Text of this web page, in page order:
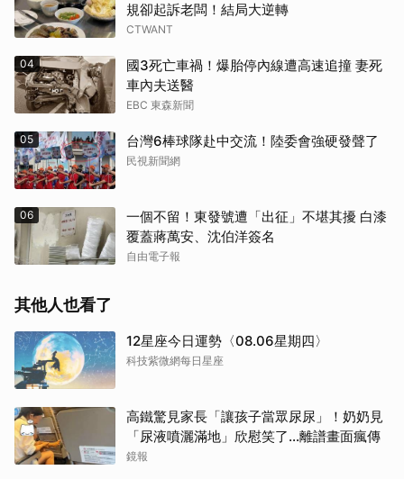
規卻起訴老闆！結局大逆轉
CTWANT
04
國3死亡車禍！爆胎停內線遭高速追撞 妻死
車內夫送醫
EBC 東森新聞
05 台灣6棒球隊赴中交流！陸委會強硬發聲了
民視新聞網
06
一個不留！東發號遭「出征」不堪其擾 白漆
覆蓋蔣萬安、沈伯洋簽名
自由電子報
其他人也看了
12星座今日運勢〈08.06星期四〉
科技紫微網每日星座
高鐵驚見家長「讓孩子當眾尿尿」！奶奶見
「尿液噴灑滿地」欣慰笑了…離譜畫面瘋傳
鏡報